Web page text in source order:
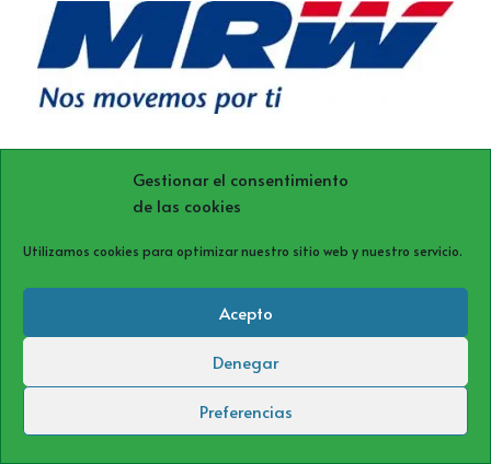
Gestionar el consentimiento
de las cookies
Utilizamos cookies para optimizar nuestro sitio web y nuestro servicio.
Acepto
Denegar
Preferencias
Política de privacidad
Aviso Legal
Neve| Funciona gracias aWordPress